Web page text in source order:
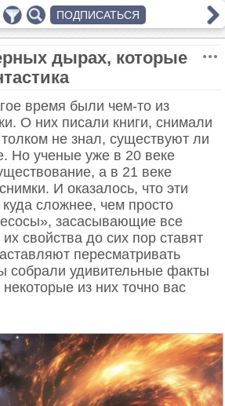
дырах, которые
время были чем-то из
О них писали книги, снимали
не знал, существуют ли
Но ученые уже в 20 веке
а в 21 веке
И оказалось, что эти
сложнее, чем просто
засасывающие все
свойства до сих пор ставят
пересматривать
собрали удивительные факты
из них точно вас
ПОДПИСАТЬСЯ